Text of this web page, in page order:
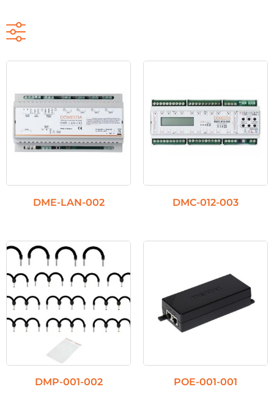
NON CLASSÉ
UNITÉS DE CONTRÔLE CONNECTÉES
CAPTEURS
ÉCRAN
NON-CLASSÉ(S)
DME-LAN-002 DMC-012-003
DMP-001-002 POE-001-001